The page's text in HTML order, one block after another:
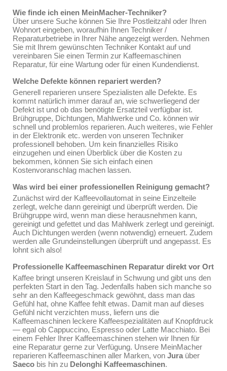
Wie finde ich einen MeinMacher-Techniker?
Über unsere Suche können Sie Ihre Postleitzahl oder Ihren
Wohnort eingeben, woraufhin Ihnen Techniker /
Reparaturbetriebe in Ihrer Nähe angezeigt werden. Nehmen
Sie mit Ihrem gewünschten Techniker Kontakt auf und
vereinbaren Sie einen Termin zur Kaffeemaschinen
Reparatur, für eine Wartung oder für einen Kundendienst.
Welche Defekte können repariert werden?
Generell reparieren unsere Spezialisten alle Defekte. Es
kommt natürlich immer darauf an, wie schwerliegend der
Defekt ist und ob das benötigte Ersatzteil verfügbar ist.
Brühgruppe, Dichtungen, Mahlwerke und Co. können wir
schnell und problemlos reparieren. Auch weiteres, wie Fehler
in der Elektronik etc. werden von unseren Techniker
professionell behoben. Um kein finanzielles Risiko
einzugehen und einen Überblick über die Kosten zu
bekommen, können Sie sich einfach einen
Kostenvoranschlag machen lassen.
Was wird bei einer professionellen Reinigung gemacht?
Zunächst wird der Kaffeevollautomat in seine Einzelteile
zerlegt, welche dann gereinigt und überprüft werden. Die
Brühgruppe wird, wenn man diese herausnehmen kann,
gereinigt und gefettet und das Mahlwerk zerlegt und gereinigt.
Auch Dichtungen werden (wenn notwendig) erneuert. Zudem
werden alle Grundeinstellungen überprüft und angepasst. Es
lohnt sich also!
Professionelle Kaffeemaschinen Reparatur direkt vor Ort
Kaffee bringt unseren Kreislauf in Schwung und gibt uns den
perfekten Start in den Tag. Jedenfalls haben sich manche so
sehr an den Kaffeegeschmack gewöhnt, dass man das
Gefühl hat, ohne Kaffee fehlt etwas. Damit man auf dieses
Gefühl nicht verzichten muss, liefern uns die
Kaffeemaschinen leckere Kaffeespezialitäten auf Knopfdruck
— egal ob Cappuccino, Espresso oder Latte Macchiato. Bei
einem Fehler Ihrer Kaffeemaschinen stehen wir Ihnen für
eine Reparatur gerne zur Verfügung. Unsere MeinMacher
reparieren Kaffeemaschinen aller Marken, von Jura über
Saeco bis hin zu Delonghi Kaffeemaschinen.